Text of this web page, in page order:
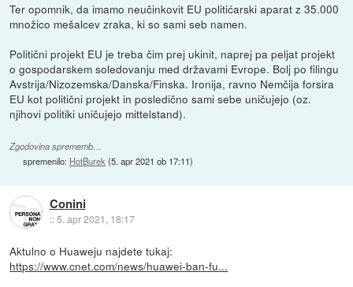
Ter opomnik, da imamo neučinkovit EU politićarski aparat z 35.000
množico mešalcev zraka, ki so sami seb namen.
Politični projekt EU je treba čim prej ukinit, naprej pa peljat projekt
o gospodarskem soledovanju med državami Evrope. Bolj po filingu
Avstrija/Nizozemska/Danska/Finska. Ironija, ravno Nemčija forsira
EU kot politični projekt in posledično sami sebe uničujejo (oz.
njihovi politiki uničujejo mittelstand).
Zgodovina sprememb…
spremenilo: HotBurek(5. apr 2021 ob 17:11)
Conini
::5. apr 2021, 18:17
Aktulno o Huaweju najdete tukaj:
https://www.cnet.com/news/huawei-ban-fu...